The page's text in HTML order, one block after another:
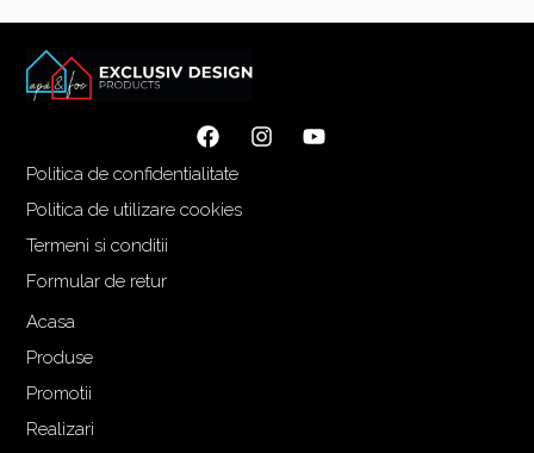
Politica de confidentialitate
Politica de utilizare cookies
Termeni si conditii
Formular de retur
Acasa
Produse
Promotii
Realizari